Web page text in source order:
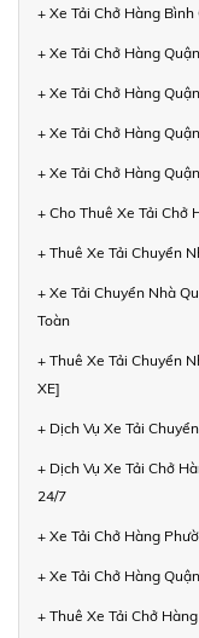
+ Xe Tải Chở Hàng
+ Xe Tải Chở Hàng
+ Xe Tải Chở Hàng
+ Xe Tải Chở Hàng
+ Xe Tải Chở Hàng
+ Cho Thuê Xe Tải Chở
+ Thuê Xe Tải Chuyển
+ Xe Tải Chuyển Nhà
Toàn
+ Thuê Xe Tải Chuyển
XE]
+ Dịch Vụ Xe Tải
+ Dịch Vụ Xe Tải Chở
24/7
+ Xe Tải Chở Hàng
+ Xe Tải Chở Hàng
+ Thuê Xe Tải Chở